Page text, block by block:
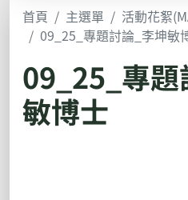
首頁 主選單 活動花絮
09_25_專題討論_李坤敏
09_25_專
敏博士